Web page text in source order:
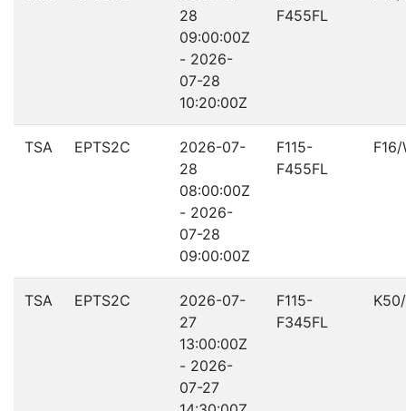
28
09:00:00Z
- 2026-
07-28
10:20:00Z
F455FL
TSA EPTS2C
2026-07-
28
08:00:00Z
- 2026-
07-28
09:00:00Z
F115-
F455FL
F16/
TSA EPTS2C
2026-07-
27
13:00:00Z
- 2026-
07-27
F115-
F345FL